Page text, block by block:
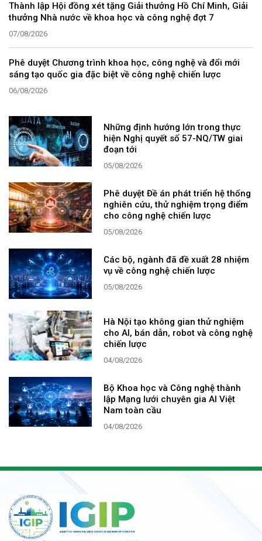
Thành lập Hội đồng xét tặng Giải thưởng Hồ Chí Minh, Giải
thưởng Nhà nước về khoa học và công nghệ đợt 7
07/08/2026
Phê duyệt Chương trình khoa học, công nghệ và đổi mới
sáng tạo quốc gia đặc biệt về công nghệ chiến lược
06/08/2026
Những định hướng lớn trong thực
hiện Nghị quyết số 57-NQ/TW giai
đoạn tới
05/08/2026
Phê duyệt Đề án phát triển hệ thống
nghiên cứu, thử nghiệm trọng điểm
cho công nghệ chiến lược
05/08/2026
Các bộ, ngành đã đề xuất 28 nhiệm
vụ về công nghệ chiến lược
05/08/2026
Hà Nội tạo không gian thử nghiệm
cho AI, bán dẫn, robot và công nghệ
chiến lược
04/08/2026
Bộ Khoa học và Công nghệ thành
lập Mạng lưới chuyên gia AI Việt
Nam toàn cầu
04/08/2026